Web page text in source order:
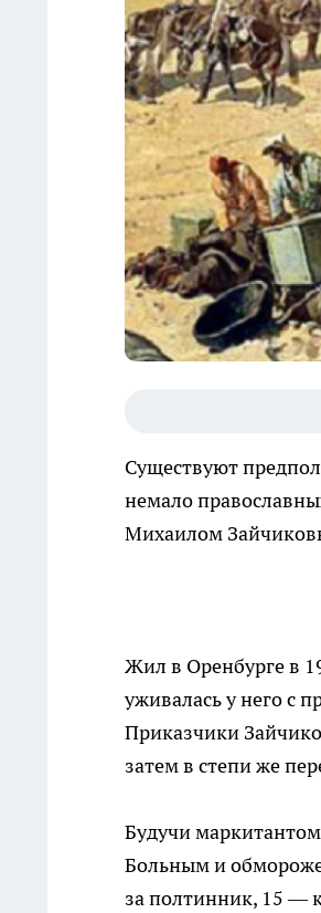
Существуют
немало
Михаилом
Жил в Оренбурге в
уживалась у него с
Приказчики
затем в степи же
Будучи
Больным и
за полтинник, 15 —